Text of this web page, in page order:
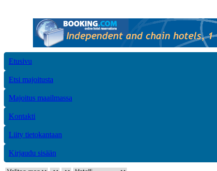
Etusivu
Etsi majoitusta
Majoitus maailmassa
Kontakti
Liity tietokantaan
Kirjaudu sisään